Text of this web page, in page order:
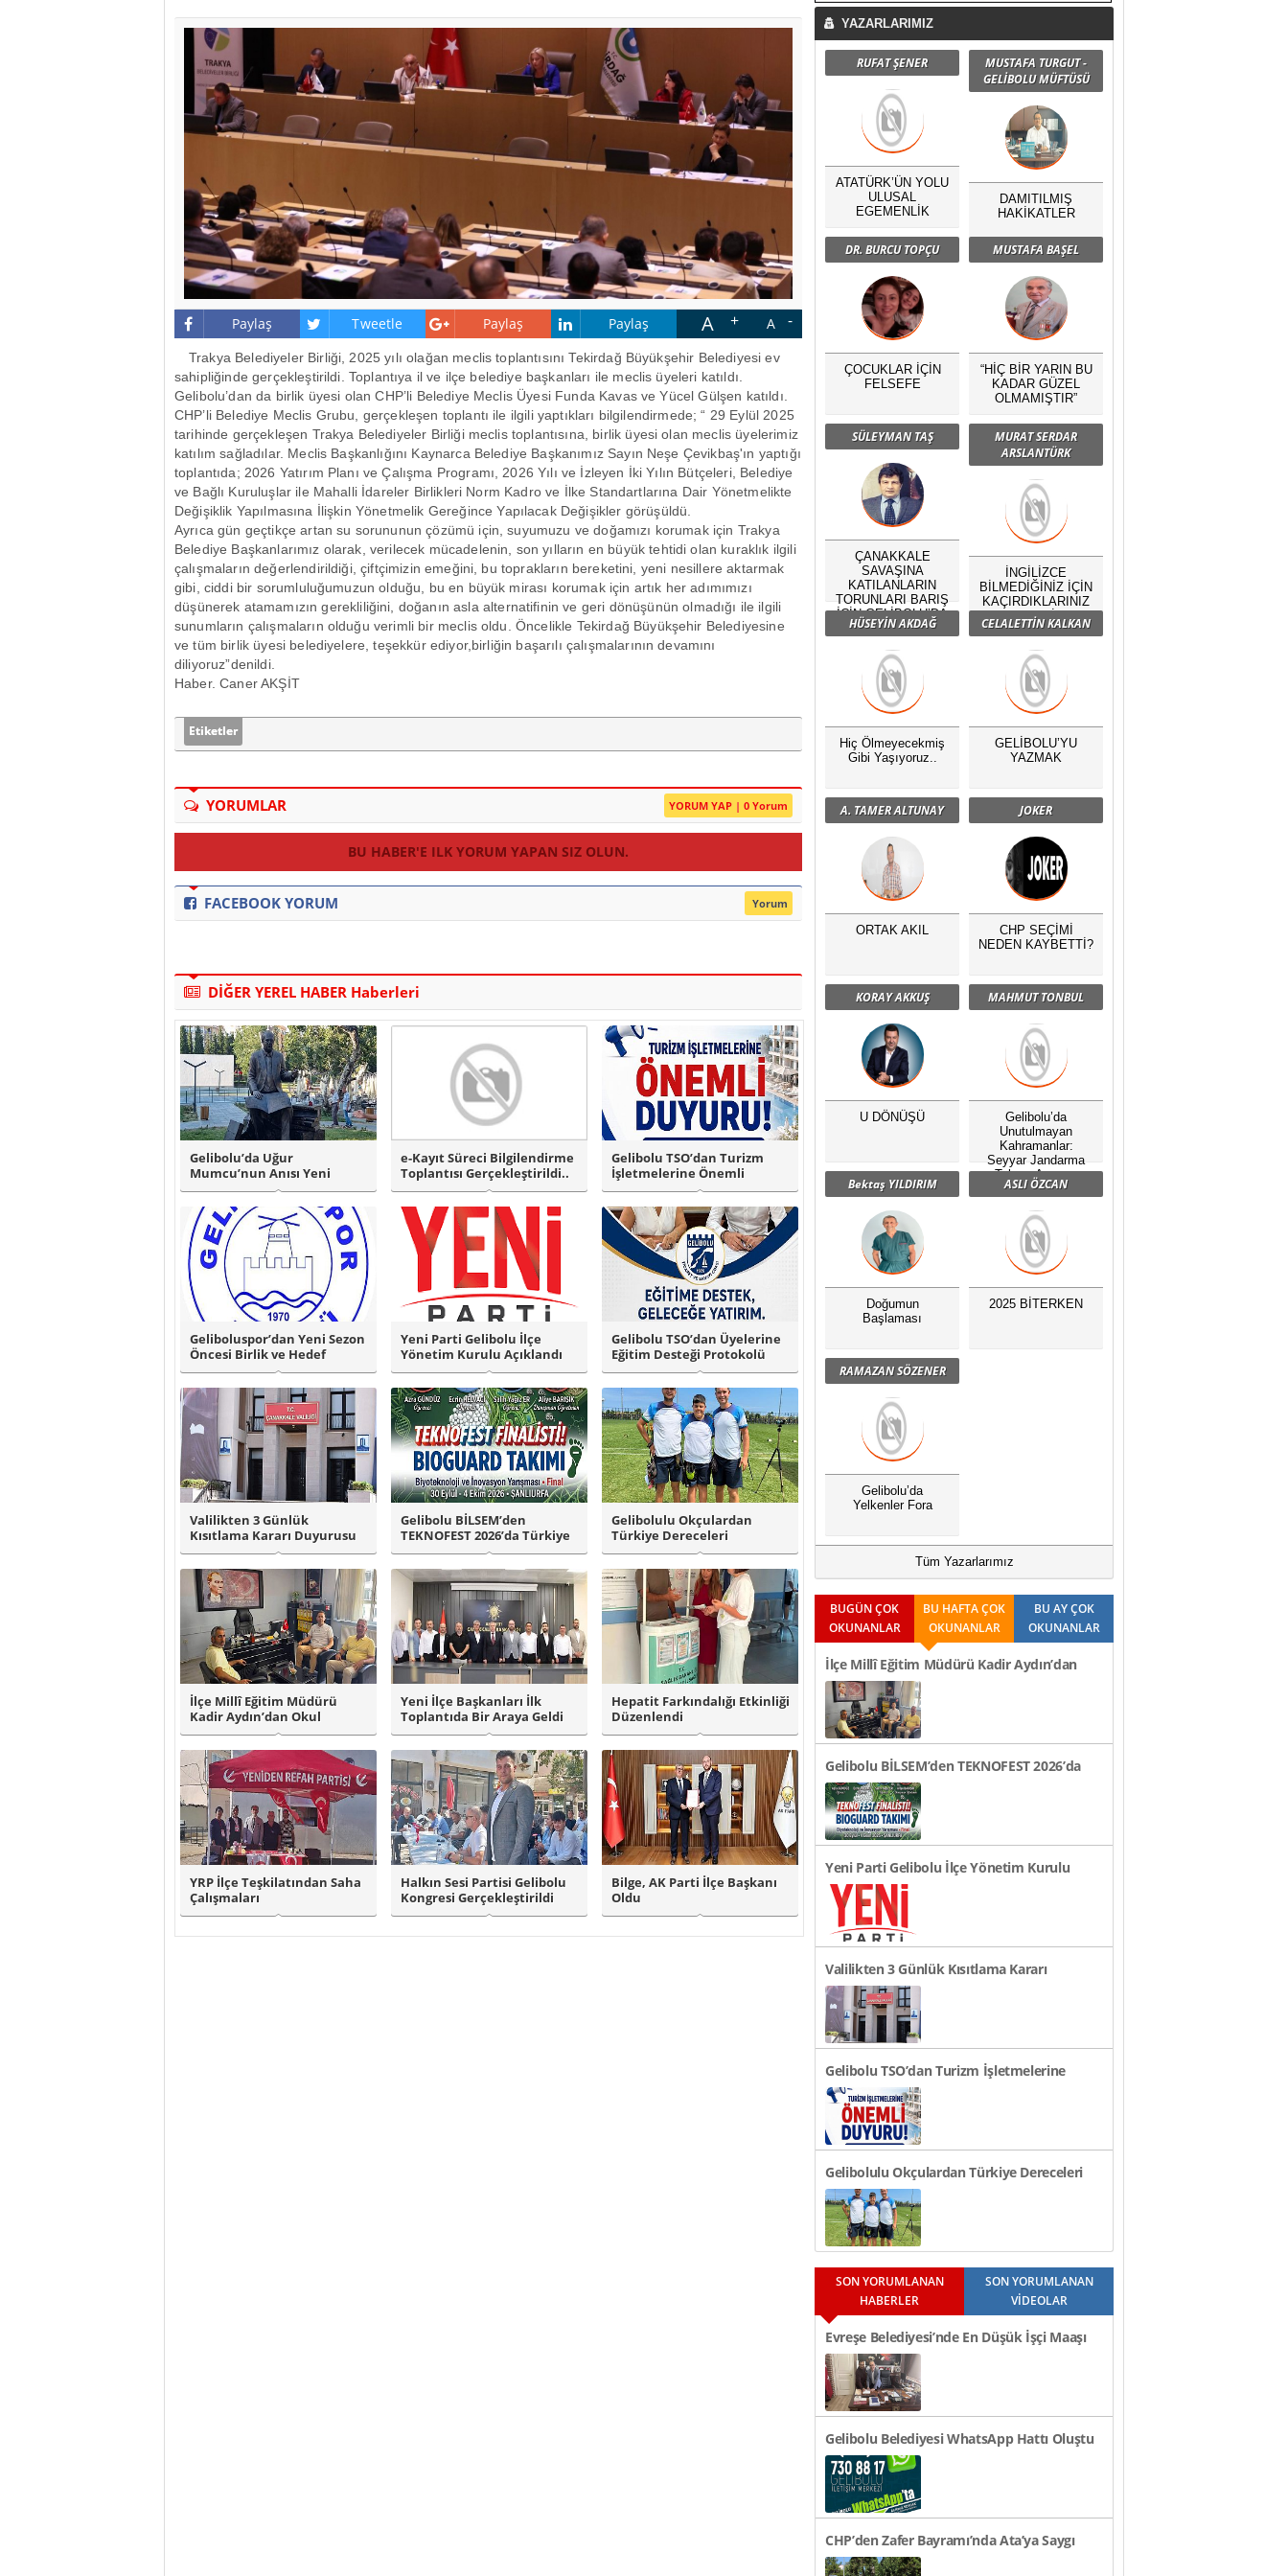
Paylaş Tweetle Paylaş Paylaş A A
Trakya Belediyeler Birliği, 2025 yılı olağan meclis toplantısını Tekirdağ Büyükşehir Belediyesi ev
sahipliğinde gerçekleştirildi. Toplantıya il ve ilçe belediye başkanları ile meclis üyeleri katıldı.
Gelibolu’dan da birlik üyesi olan CHP’li Belediye Meclis Üyesi Funda Kavas ve Yücel Gülşen katıldı.
CHP’li Belediye Meclis Grubu, gerçekleşen toplantı ile ilgili yaptıkları bilgilendirmede; “ 29 Eylül 2025
tarihinde gerçekleşen Trakya Belediyeler Birliği meclis toplantısına, birlik üyesi olan meclis üyelerimiz
katılım sağladılar. Meclis Başkanlığını Kaynarca Belediye Başkanımız Sayın Neşe Çevikbaş'ın yaptığı
toplantıda; 2026 Yatırım Planı veÇalışma Programı, 2026 Yılı ve İzleyen İki Yılın Bütçeleri, Belediye
ve Bağlı Kuruluşlar ile Mahalli İdareler Birlikleri Norm Kadro ve İlke Standartlarına Dair Yönetmelikte
Değişiklik Yapılmasına İlişkin Yönetmelik Gereğince Yapılacak Değişikler görüşüldü.
Ayrıca gün geçtikçe artan su sorununun çözümü için, suyumuzu ve doğamızı korumak için Trakya
Belediye Başkanlarımız olarak, verilecek mücadelenin, son yılların en büyük tehtidi olan kuraklık ilgili
çalışmaların değerlendirildiği,çiftçimizin emeğini, bu toprakların bereketini, yeni nesillere aktarmak
gibi, ciddi bir sorumluluğumuzun olduğu, bu en büyük mirası korumak için artık her adımımızı
düşünerek atamamızın gerekliliğini, doğanın asla alternatifinin ve geri dönüşünün olmadığı ile ilgili
sunumların çalışmaların olduğu verimli bir meclis oldu. Öncelikle Tekirdağ Büyükşehir Belediyesine
ve tüm birlik üyesi belediyelere, teşekkür ediyor,birliğin başarılı çalışmalarının devamını
diliyoruz”denildi.
Haber. Caner AKŞİT
Etiketler
YORUMLAR YORUM YAP | 0 Yorum
BU HABER'E ILK YORUM YAPAN SIZ OLUN.
FACEBOOK YORUM Yorum
DİĞER YEREL HABER Haberleri
Gelibolu’da Uğur
Mumcu’nun Anısı Yeni
Parkta Yaşatılacak..
e-Kayıt Süreci Bilgilendirme
Toplantısı Gerçekleştirildi..
Gelibolu TSO’dan Turizm
İşletmelerine Önemli
Duyuru!
Geliboluspor’dan Yeni Sezon
Öncesi Birlik ve Hedef
Vurgusu..
Yeni Parti Gelibolu İlçe
Yönetim Kurulu Açıklandı
Gelibolu TSO’dan Üyelerine
Eğitim Desteği Protokolü
Valilikten 3 Günlük
Kısıtlama Kararı Duyurusu
Gelibolu BİLSEM’den
TEKNOFEST 2026’da Türkiye
Finali Başarıs..
Gelibolulu Okçulardan
Türkiye Dereceleri
İlçe Millî Eğitim Müdürü
Kadir Aydın’dan Okul
Ziyaretleri..
Yeni İlçe Başkanları İlk
Toplantıda Bir Araya Geldi
Hepatit Farkındalığı Etkinliği
Düzenlendi
YRP İlçe Teşkilatından Saha
Çalışmaları
Halkın Sesi Partisi Gelibolu
Kongresi Gerçekleştirildi
Bilge, AK Parti İlçe Başkanı
Oldu
YAZARLARIMIZ
RUFAT ŞENER
ATATÜRK’ÜN YOLU
ULUSAL
EGEMENLİK
MUSTAFA TURGUT -
GELİBOLU MÜFTÜSÜ
DAMITILMIŞ
HAKİKATLER
DR. BURCU TOPÇU
ÇOCUKLAR İÇİN
FELSEFE
MUSTAFA BAŞEL
“HİÇ BİR YARIN BU
KADAR GÜZEL
OLMAMIŞTIR”
SÜLEYMAN TAŞ
ÇANAKKALE
SAVAŞINA
KATILANLARIN
TORUNLARI BARIŞ
İÇİN GELİBOLU’DA
BULUŞTU
MURAT SERDAR
ARSLANTÜRK
İNGİLİZCE
BİLMEDİĞİNİZ İÇİN
KAÇIRDIKLARINIZ
NELERDİR?
HÜSEYİN AKDAĞ
Hiç Ölmeyecekmiş
Gibi Yaşıyoruz..
CELALETTİN KALKAN
GELİBOLU’YU
YAZMAK
A. TAMER ALTUNAY
ORTAK AKIL
JOKER
CHP SEÇİMİ
NEDEN KAYBETTİ?
KORAY AKKUŞ
U DÖNÜŞÜ
MAHMUT TONBUL
Gelibolu’da
Unutulmayan
Kahramanlar:
Seyyar Jandarma
Taburu Anması
Bektaş YILDIRIM
Doğumun
Başlaması
ASLI ÖZCAN
2025 BİTERKEN
RAMAZAN SÖZENER
Gelibolu’da
Yelkenler Fora
Tüm Yazarlarımız
BUGÜN ÇOK
OKUNANLAR
BU HAFTA ÇOK
OKUNANLAR
BU AY ÇOK
OKUNANLAR
İlçe Millî Eğitim Müdürü Kadir Aydın’dan
Okul Ziyaretleri..
Gelibolu BİLSEM’den TEKNOFEST 2026’da
Türkiye Finali Başarıs..
Yeni Parti Gelibolu İlçe Yönetim Kurulu
Açıklandı
Valilikten 3 Günlük Kısıtlama Kararı
Duyurusu
Gelibolu TSO’dan Turizm İşletmelerine
Önemli Duyuru!
Gelibolulu Okçulardan Türkiye Dereceleri
SON YORUMLANAN
HABERLER
SON YORUMLANAN
VİDEOLAR
Evreşe Belediyesi’nde En Düşük İşçi Maaşı
48 Bin TL Oldu
Gelibolu Belediyesi WhatsApp Hattı Oluştu
CHP’den Zafer Bayramı’nda Ata’ya Saygı